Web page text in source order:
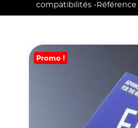
compatibilités -Référence
Promo !